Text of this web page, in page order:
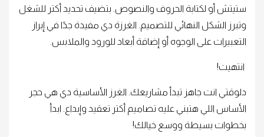
ستيتش أو لكتابة الحروف والنصوص. بتضيف تحديد أكتر للشغل
وتبرز الشكل النهائي للتصميم. الغرزة دي مفيدة جدًا في إبراز
التعبيرات على الوجوه أو إضافة أبعاد للورود والملابس.
انتهيت!
دلوقتي انت جاهز تبدأ مشاريعك. الغرز الأساسية دي هي حجر
الأساس اللي هتبني عليه تصاميم أكتر تعقيد وإبداع. ابدأ
بخطوات بسيطة ووسع خيالك!